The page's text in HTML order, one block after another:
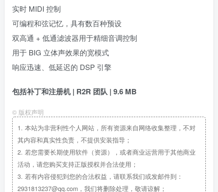
实时 MIDI 控制
可编程和弦记忆，具有数百种预设
双高通 + 低通滤波器用于精细音调控制
用于 BIG 立体声效果的宽模式
响应迅速、低延迟的 DSP 引擎
包括补丁和注册机 | R2R 团队 | 9.6 MB
© 版权声明
1. 本站为非营利性个人网站，所有资源来自网络收集整理，不对
其内容和真实性负责，不提供安装指导；
2. 若您需要长期使用软件（资源），或者商业运营用于其他商业
活动，请您购买支持正版授权并合法使用；
3. 若有内容侵犯到您的合法权益，请联系我们或发邮件到：
2931813237@qq.com，我们将删除处理，敬请谅解；